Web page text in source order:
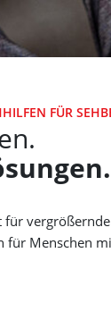
FÜR
für
für Menschen